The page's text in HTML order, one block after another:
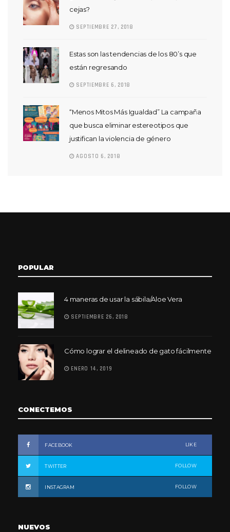
cejas?
SEPTIEMBRE 27, 2018
Estas son las tendencias de los 80’s que
están regresando
SEPTIEMBRE 6, 2018
“Menos Mitos Más Igualdad” La campaña
que busca eliminar estereotipos que
justifican la violencia de género
AGOSTO 6, 2018
POPULAR
4 maneras de usar la sábila/Aloe Vera
SEPTIEMBRE 26, 2018
Cómo lograr el delineado de gato fácilmente
ENERO 14, 2019
CONECTEMOS
FACEBOOK LIKE
TWITTER FOLLOW
INSTAGRAM FOLLOW
NUEVOS